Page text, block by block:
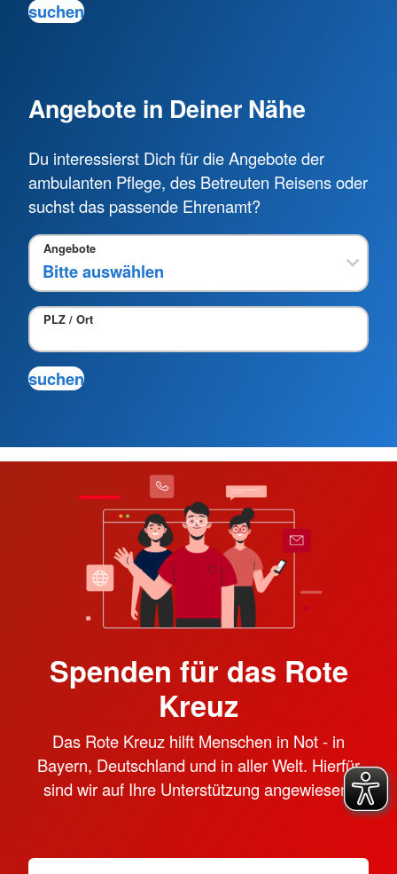
Angebote in Deiner Nähe
Du interessierst Dich für die Angebote der
ambulanten Pflege, des Betreuten Reisens oder
suchst das passende Ehrenamt?
Angebote
PLZ / Ort
Spenden für das Rote
Kreuz
Das Rote Kreuz hilft Menschen in Not - in
Bayern, Deutschland und in aller Welt. Hierfür
sind wir auf Ihre Unterstützung angewiesen.